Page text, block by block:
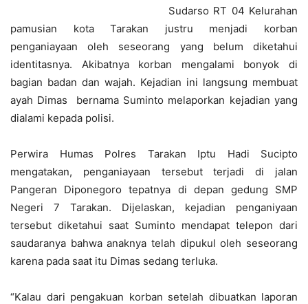
Sudarso RT 04 Kelurahan
pamusian kota Tarakan justru menjadi korban
penganiayaan oleh seseorang yang belum diketahui
identitasnya. Akibatnya korban mengalami bonyok di
bagian badan dan wajah. Kejadian ini langsung membuat
ayah Dimas bernama Suminto melaporkan kejadian yang
dialami kepada polisi.
Perwira Humas Polres Tarakan Iptu Hadi Sucipto
mengatakan, penganiayaan tersebut terjadi di jalan
Pangeran Diponegoro tepatnya di depan gedung SMP
Negeri 7 Tarakan. Dijelaskan, kejadian penganiyaan
tersebut diketahui saat Suminto mendapat telepon dari
saudaranya bahwa anaknya telah dipukul oleh seseorang
karena pada saat itu Dimas sedang terluka.
“Kalau dari pengakuan korban setelah dibuatkan laporan